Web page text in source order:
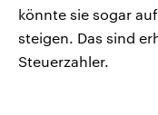
könnte sie sogar
steigen. Das sind
Steuerzahler.